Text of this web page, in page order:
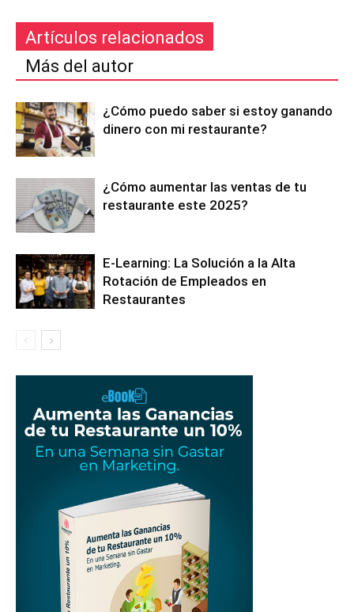
Artículos relacionados
Más del autor
¿Cómo puedo saber si estoy ganando
dinero con mi restaurante?
¿Cómo aumentar las ventas de tu
restaurante este 2025?
E-Learning: La Solución a la Alta
Rotación de Empleados en
Restaurantes